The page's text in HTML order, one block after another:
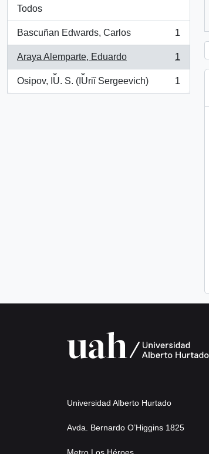
Todos
Bascuñan Edwards, Carlos
, 1 resultados
1
Araya Alemparte, Eduardo
, 1 resultados
1
Osipov, I︠U︡. S. (I︠U︡riĭ Sergeevich)
, 1 resultados
1
Universidad Alberto Hurtado
Avda. Bernardo O’Higgins 1825
Metro Los Héroes